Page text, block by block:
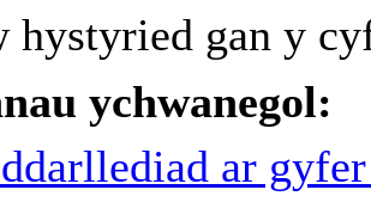
hystyried gan y
ychwanegol:
ar